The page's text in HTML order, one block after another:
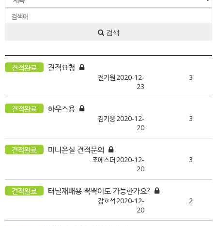
검색
견적완료 견적요청
전기원2020-12-
23
3
견적완료 하우스용
김기웅2020-12-
20
3
견적완료 미니온실 견적문의
조에스더 2020-12-
20
3
견적완료 터널재배용 뽁뽁이도 가능한가요?
강호석 2020-12-
20
2